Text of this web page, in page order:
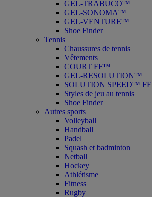
GEL-TRABUCO™
GEL-SONOMA™
GEL-VENTURE™
Shoe Finder
Tennis
Chaussures de tennis
Vêtements
COURT FF™
GEL-RESOLUTION™
SOLUTION SPEED™ FF
Styles de jeu au tennis
Shoe Finder
Autres sports
Volleyball
Handball
Padel
Squash et badminton
Netball
Hockey
Athlétisme
Fitness
Rugby